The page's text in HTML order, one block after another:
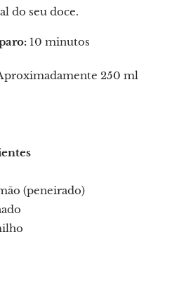
do seu doce.
10 minutos
250 ml
(peneirado)